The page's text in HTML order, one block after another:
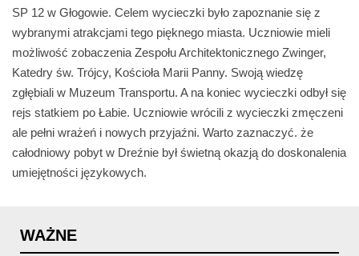
SP 12 w Głogowie. Celem wycieczki było zapoznanie się z
wybranymi atrakcjami tego pięknego miasta. Uczniowie mieli
możliwość zobaczenia Zespołu Architektonicznego Zwinger,
Katedry św. Trójcy, Kościoła Marii Panny. Swoją wiedzę
zgłębiali w Muzeum Transportu. A na koniec wycieczki odbył się
rejs statkiem po Łabie. Uczniowie wrócili z wycieczki zmęczeni
ale pełni wrażeń i nowych przyjaźni. Warto zaznaczyć. że
całodniowy pobyt w Dreźnie był świetną okazją do doskonalenia
umiejętności językowych.
WAŻNE